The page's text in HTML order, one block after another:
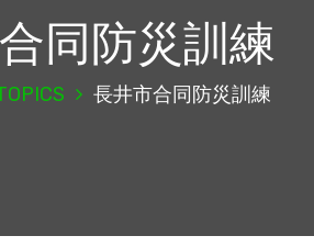
同防災訓練
長井市合同防災訓練